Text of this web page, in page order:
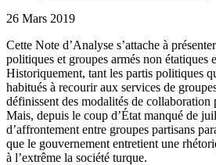
26 Mars 2019
Cette Note d’Analyse s’attache à
politiques et groupes armés non étatiques
Historiquement, tant les partis politiques
habitués à recourir aux services de
définissent des modalités de collaboration
Mais, depuis le coup d’État manqué de
d’affrontement entre groupes partisans
que le gouvernement entretient une
à l’extrême la société turque.